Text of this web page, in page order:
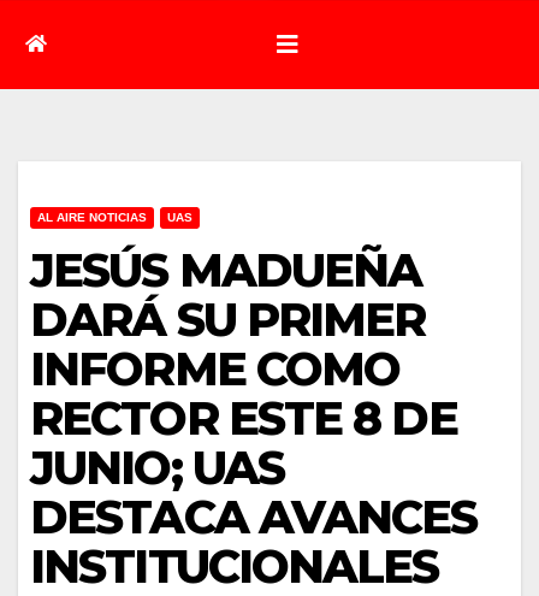
AL AIRE NOTICIAS UAS
JESÚS MADUEÑA
DARÁ SU PRIMER
INFORME COMO
RECTOR ESTE 8 DE
JUNIO; UAS
DESTACA AVANCES
INSTITUCIONALES